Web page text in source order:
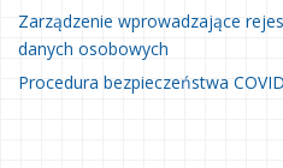
Zarządzenie wprowadzające
danych osobowych
Procedura bezpieczeństwa